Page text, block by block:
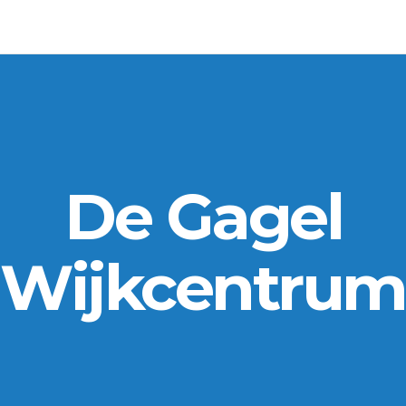
De Gagel
Wijkcentrum